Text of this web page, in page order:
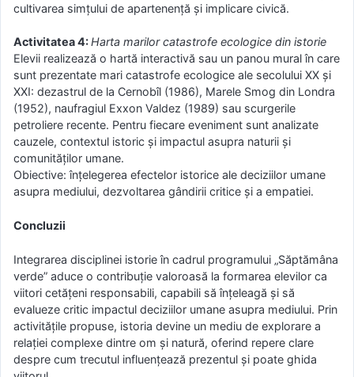
cultivarea simțului de apartenență și implicare civică.
Activitatea 4:Harta marilor catastrofe ecologice din istorie
Elevii realizează o hartă interactivă sau un panou mural în care
sunt prezentate mari catastrofe ecologice ale secolului XX și
XXI: dezastrul de la Cernobîl (1986), Marele Smog din Londra
(1952), naufragiul Exxon Valdez (1989) sau scurgerile
petroliere recente. Pentru fiecare eveniment sunt analizate
cauzele, contextul istoric și impactul asupra naturii și
comunităților umane.
Obiective: înțelegerea efectelor istorice ale deciziilor umane
asupra mediului, dezvoltarea gândirii critice și a empatiei.
Concluzii
Integrarea disciplinei istorie în cadrul programului „Săptămâna
verde” aduce o contribuție valoroasă la formarea elevilor ca
viitori cetățeni responsabili, capabili să înțeleagă și să
evalueze critic impactul deciziilor umane asupra mediului. Prin
activitățile propuse, istoria devine un mediu de explorare a
relației complexe dintre om și natură, oferind repere clare
despre cum trecutul influențează prezentul și poate ghida